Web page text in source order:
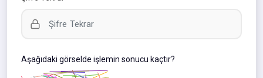
Aşağıdaki görselde işlemin sonucu kaçtır?